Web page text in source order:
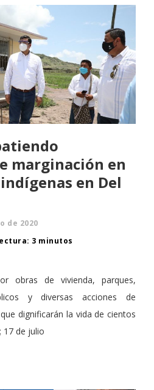
marginación en
en Del
de 2020
3 minutos
obras de vivienda, parques,
y diversas acciones de
dignificarán la vida de cientos
17 de julio